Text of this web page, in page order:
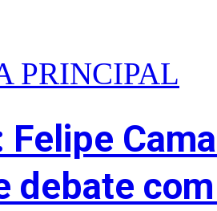
PRINCIPAL
Felipe
debate